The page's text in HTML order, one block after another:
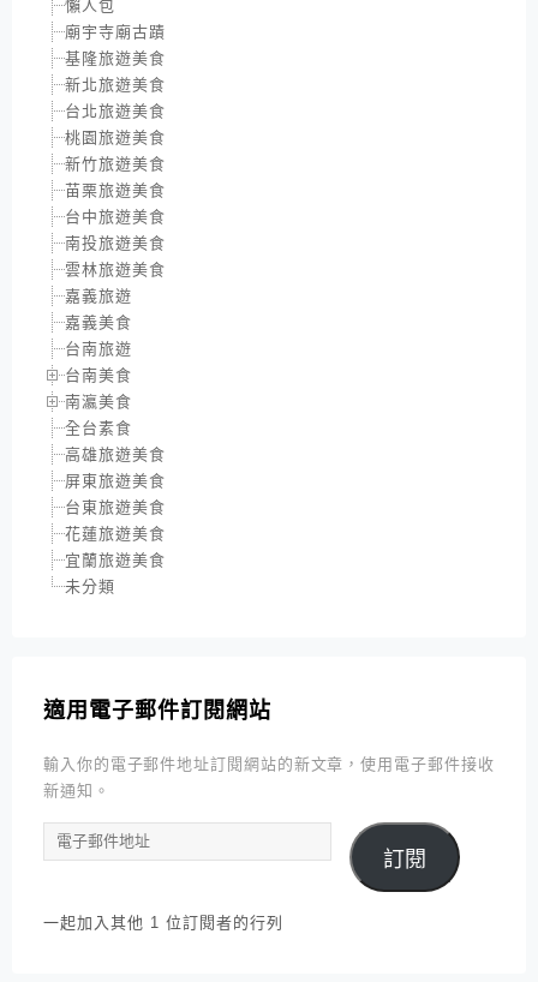
懶人包
廟宇寺廟古蹟
基隆旅遊美食
新北旅遊美食
台北旅遊美食
桃園旅遊美食
新竹旅遊美食
苗栗旅遊美食
台中旅遊美食
南投旅遊美食
雲林旅遊美食
嘉義旅遊
嘉義美食
台南旅遊
台南美食
南瀛美食
全台素食
高雄旅遊美食
屏東旅遊美食
台東旅遊美食
花蓮旅遊美食
宜蘭旅遊美食
未分類
適用電子郵件訂閱網站
輸入你的電子郵件地址訂閱網站的新文章，使用電子郵件接收
新通知。
電
子
件
訂閱
一起加入其他 1 位訂閱者的行列